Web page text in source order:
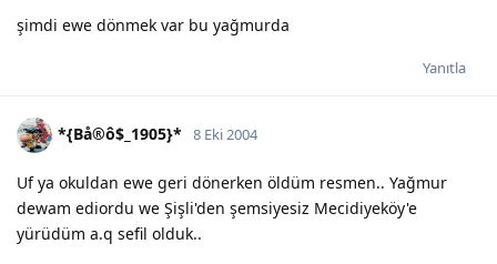
şimdi ewe dönmek var bu yağmurda
Yanıtla
*{Bå®ô$_1905}* 8 Eki 2004
Uf ya okuldan ewe geri dönerken öldüm resmen.. Yağmur
dewam ediordu we Şişli'den şemsiyesiz Mecidiyeköy'e
yürüdüm a.q sefil olduk..